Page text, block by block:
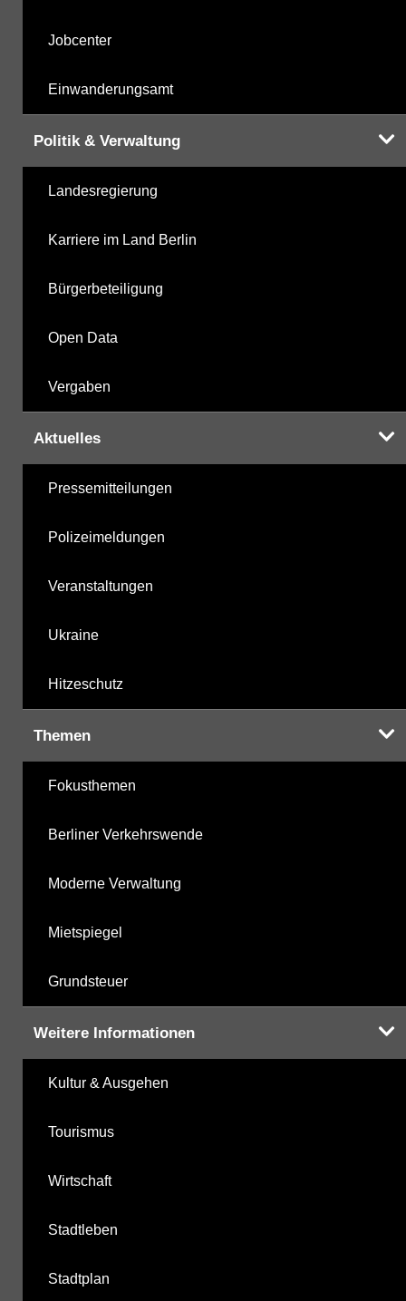
Jobcenter
Einwanderungsamt
Politik & Verwaltung
Landesregierung
Karriere im Land Berlin
Bürgerbeteiligung
Open Data
Vergaben
Aktuelles
Pressemitteilungen
Polizeimeldungen
Veranstaltungen
Ukraine
Hitzeschutz
Themen
Fokusthemen
Berliner Verkehrswende
Moderne Verwaltung
Mietspiegel
Grundsteuer
Weitere Informationen
Kultur & Ausgehen
Tourismus
Wirtschaft
Stadtleben
Stadtplan